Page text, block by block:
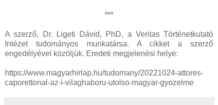
***
A szerző, Dr. Ligeti Dávid, PhD, a Veritas Történetkutató
Intézet tudományos munkatársa. A cikket a szerző
engedélyével közöljük. Eredeti megjelenési helye:
https://www.magyarhirlap.hu/tudomany/20221024-attores-
caporettonal-az-i-vilaghaboru-utolso-magyar-gyozelme